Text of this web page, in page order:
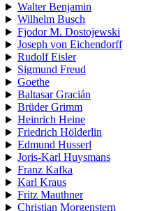
Walter Benjamin
Wilhelm Busch
Fjodor M. Dostojewski
Joseph von Eichendorff
Rudolf Eisler
Sigmund Freud
Goethe
Baltasar Gracián
Brüder Grimm
Heinrich Heine
Friedrich Hölderlin
Edmund Husserl
Joris-Karl Huysmans
Franz Kafka
Karl Kraus
Fritz Mauthner
Christian Morgenstern